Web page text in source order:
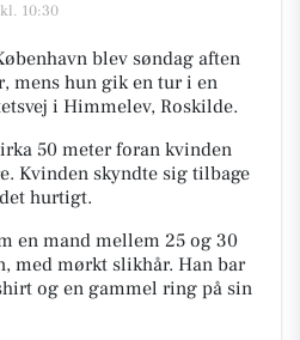
10:30
blev søndag aften
mens hun gik en tur i en
i Himmelev, Roskilde.
50 meter foran kvinden
Kvinden skyndte sig tilbage
hurtigt.
en mand mellem 25 og 30
med mørkt slikhår. Han bar
og en gammel ring på sin